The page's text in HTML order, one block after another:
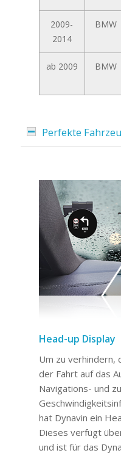
2009-
2014
BMW
ab 2009 BMW
Perfekte
Head-up Display
Um zu verhindern,
der Fahrt auf das
Navigations- und zu
hat Dynavin ein
Dieses verfügt
und ist für das